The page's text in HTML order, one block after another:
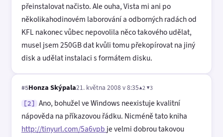
přeinstalovat načisto. Ale ouha, Vista mi ani po
několikahodinovém laborování a odborných radách od
KFL nakonec vůbec nepovolila něco takového udělat,
musel jsem 250GB dat kvůli tomu překopírovat na jiný
disk a udělat instalaci s formátem disku.
#5Honza Skýpala21. května 2008 v 8:35▲2 ▼3
[2]
Ano, bohužel ve Windows neexistuje kvalitní
nápověda na příkazovou řádku. Nicméně tato kniha
http://tinyurl.com/5a6vpb je velmi dobrou takovou